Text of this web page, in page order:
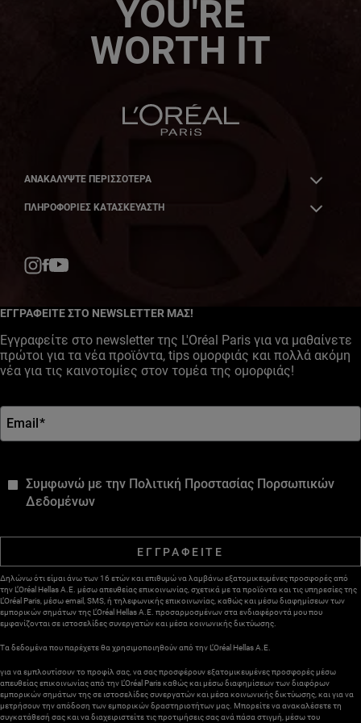
YOU'RE
WORTH IT
ΑΝΑΚΑΛΎΨΤΕ ΠΕΡΙΣΣΌΤΕΡΑ
ΠΛΗΡΟΦΟΡΙΕΣ ΚΑΤΑΣΚΕΥΑΣΤΗ
ΕΓΓΡΑΦΕΙΤΕ ΣΤΟ NEWSLETTER ΜΑΣ!
Εγγραφείτε στο newsletter της L'Oréal Paris για να μαθαίνετε
πρώτοι για τα νέα προϊόντα, tips ομορφιάς και πολλά ακόμη
νέα για τις καινοτομίες στον τομέα της ομορφιάς!
Email*
Συμφωνώ με την Πολιτική Προστασίας Πορσωπικών
Δεδομένων
ΕΓΓΡΑΦΕΙΤΕ
Δηλώνω ότι είμαι άνω των 16 ετών και επιθυμώ να λαμβάνω εξατομικευμένες προσφορές από
την L’Oréal Hellas A.E. μέσω απευθείας επικοινωνίας, σχετικά με τα προϊόντα και τις υπηρεσίες της
L’Oréal Paris, μέσω email, SMS, ή τηλεφωνικής επικοινωνίας, καθώς και μέσω διαφημίσεων των
εμπορικών σημάτων της L’Oréal Hellas A.E. προσαρμοσμένων στα ενδιαφέροντά μου που
εμφανίζονται σε ιστοσελίδες συνεργατών και μέσα κοινωνικής δικτύωσης.
Τα δεδομένα που παρέχετε θα χρησιμοποιηθούν από την L’Oréal Hellas A.E.
για να εμπλουτίσουν το προφίλ σας, να σας προσφέρουν εξατομικευμένες προσφορές μέσω
απευθείας επικοινωνίας από την L’Oréal Paris καθώς και μέσω διαφημίσεων των διαφόρων
εμπορικών σημάτων της σε ιστοσελίδες συνεργατών και μέσα κοινωνικής δικτύωσης, και για να
μετρήσουν την απόδοση των εμπορικών δραστηριοτήτων μας. Μπορείτε να ανακαλέσετε τη
συγκατάθεσή σας και να διαχειριστείτε τις προτιμήσεις σας ανά πάσα στιγμή, μέσω του